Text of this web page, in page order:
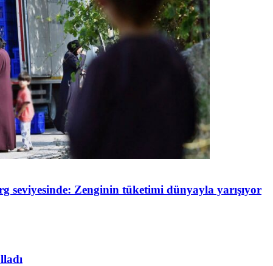
seviyesinde: Zenginin tüketimi dünyayla yarışıyor